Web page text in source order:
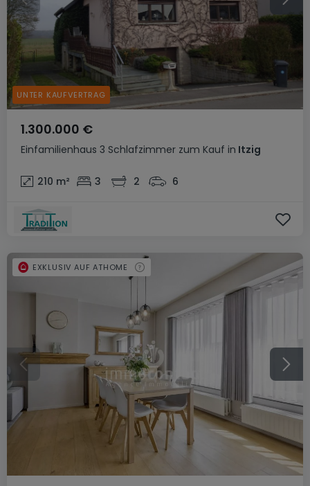
Einfamilienhaus 3 Schlafzimmer zum Kauf in Itzig
1.300.000 €
210 m² 3 2 6
UNTER KAUFVERTRAG
EXKLUSIV AUF ATHOME